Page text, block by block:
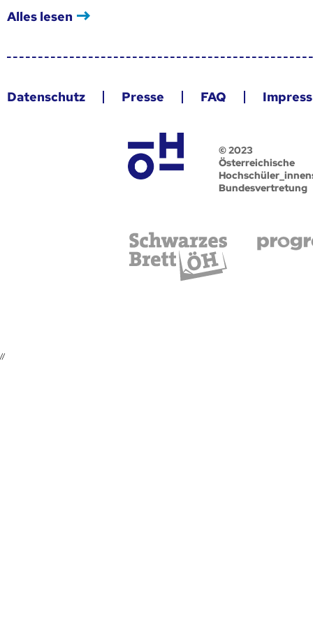
Alles lesen
Datenschutz Presse FAQ
© 2023
Österreichische
Bundesvertretung
//